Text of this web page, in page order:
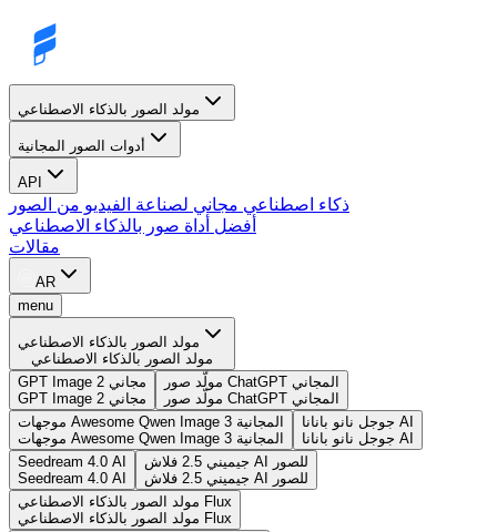
مولد الصور بالذكاء الاصطناعي
أدوات الصور المجانية
API
ذكاء اصطناعي مجاني لصناعة الفيديو من الصور
أفضل أداة صور بالذكاء الاصطناعي
مقالات
AR
menu
مولد الصور بالذكاء الاصطناعي
مولد الصور بالذكاء الاصطناعي
GPT Image 2 مجاني
GPT Image 2 مجاني
مولّد صور ChatGPT المجاني
مولّد صور ChatGPT المجاني
موجهات Awesome Qwen Image 3 المجانية
موجهات Awesome Qwen Image 3 المجانية
جوجل نانو بانانا AI
جوجل نانو بانانا AI
Seedream 4.0 AI
Seedream 4.0 AI
جيميني 2.5 فلاش AI للصور
جيميني 2.5 فلاش AI للصور
مولد الصور بالذكاء الاصطناعي Flux
مولد الصور بالذكاء الاصطناعي Flux